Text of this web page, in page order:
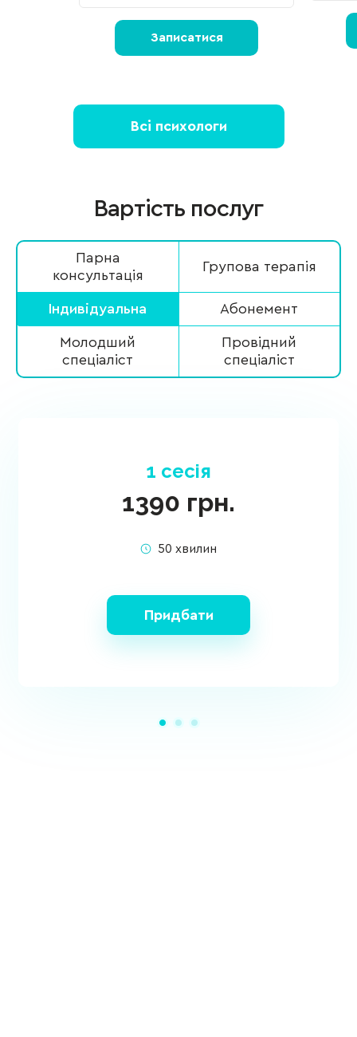
Записатися
Всі психологи
Вартість послуг
Парна
консультація
Групова терапія
Індивідуальна Абонемент
Молодший
спеціаліст
Провідний
спеціаліст
1 сесія
1390 грн.
50 хвилин
Придбати